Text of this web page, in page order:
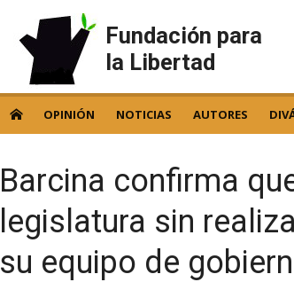
Fundación para
la Libertad
OPINIÓN NOTICIAS AUTORES
Barcina confirma
legislatura sin
su equipo de